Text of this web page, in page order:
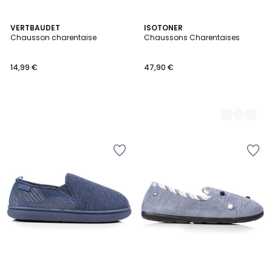
VERTBAUDET
Chausson charentaise
€.
14,99 €
ISOTONER
Chaussons Charentaises
47,90 €
8
Couleurs